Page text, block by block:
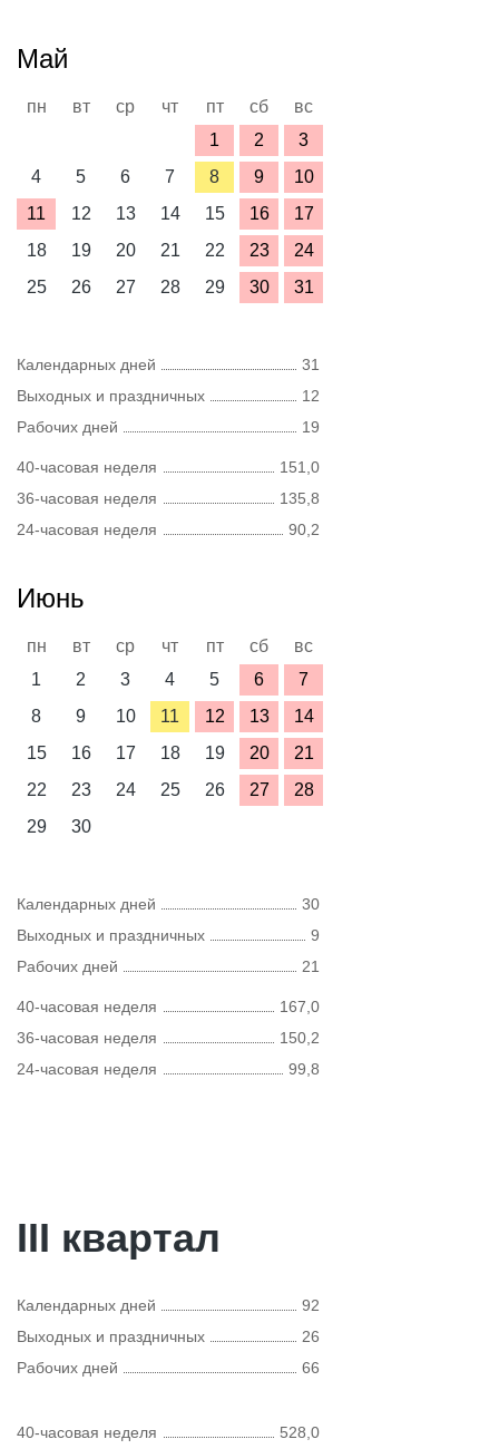
Май
пн вт ср чт пт сб
вс
1
2
3
4
5 6 7 8 9
10
11
12 13 14 15 16
17
18
19 20 21 22 23
24
25
26 27 28 29 30 31
Календарных дней
31
Выходных и праздничных
12
Рабочих дней
19
40-часовая неделя
151,0
36-часовая неделя
135,8
24-часовая неделя
90,2
Июнь
пн вт ср чт пт сб
вс
1
2 3 4 5 6
7
8
9 10 11 12 13
14
15
16 17 18 19 20
21
22
23 24 25 26 27
28
29
30
Календарных дней
30
Выходных и праздничных
9
Рабочих дней
21
40-часовая неделя
167,0
36-часовая неделя
150,2
24-часовая неделя
99,8
III квартал
Календарных дней
92
Выходных и праздничных
26
Рабочих дней
66
40-часовая неделя 528,0